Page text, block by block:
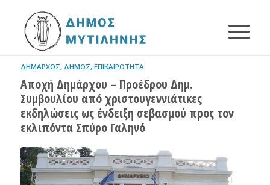
ΔΉΜΑΡΧΟΣ, ΔΉΜΟΣ, ΕΠΙΚΑΙΡΌΤΗΤΑ
Αποχή Δημάρχου – Προέδρου Δημ.
Συμβουλίου από χριστουγεννιάτικες
εκδηλώσεις ως ένδειξη σεβασμού προς τον
εκλιπόντα Σπύρο Γαληνό